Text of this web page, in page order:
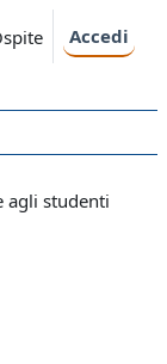
Accedi
agli studenti